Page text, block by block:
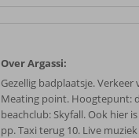
Over Argassi:
Gezellig badplaatsje.
Meating point. Hoogtepunt:
beachclub: Skyfall. Ook hier
pp. Taxi terug 10. Live